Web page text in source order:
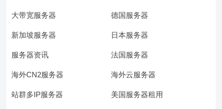
大带宽服务器 德国服务器
新加坡服务器 日本服务器
服务器资讯 法国服务器
海外CN2服务器 海外云服务器
站群多IP服务器 美国服务器租用